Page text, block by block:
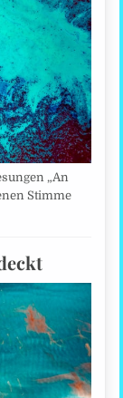
„An
Stimme